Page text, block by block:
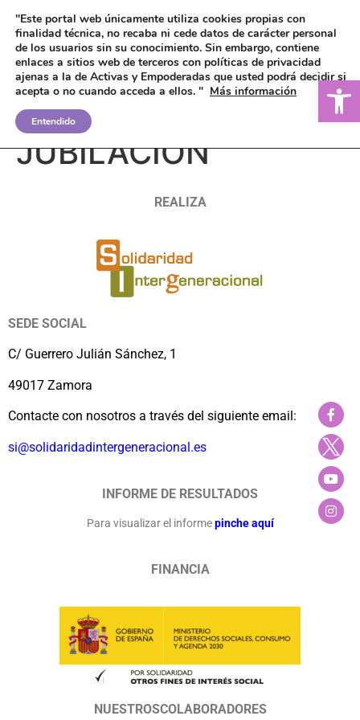
SIMULADOR DE
JUBILACIÓN
REALIZA
SEDE SOCIAL
C/ Guerrero Julián Sánchez, 1
49017 Zamora
Contacte con nosotros a través del siguiente email:
si@solidaridadintergeneracional.es
INFORME DE RESULTADOS
Para visualizar el informe pinche aquí
FINANCIA
NUESTROSCOLABORADORES
"Este portal web únicamente utiliza cookies propias con
finalidad técnica, no recaba ni cede datos de carácter personal
de los usuarios sin su conocimiento. Sin embargo, contiene
enlaces a sitios web de terceros con políticas de privacidad
ajenas a la de Activas y Empoderadas que usted podrá decidir si
acepta o no cuando acceda a ellos. " Más información
Entendido